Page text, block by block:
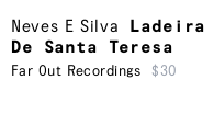
Neves E Silva
Ladeira
De Santa Teresa
Far Out Recordings $30